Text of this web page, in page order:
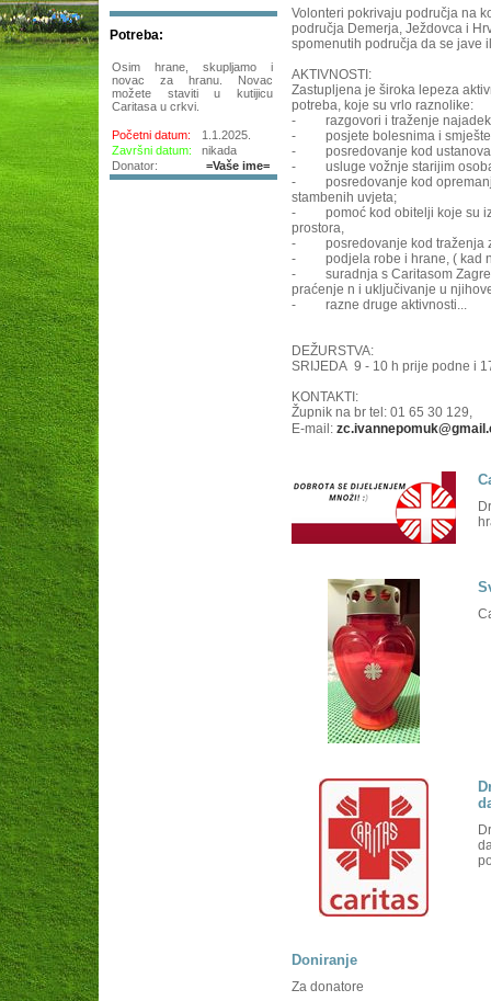
Potreba:
Osim hrane, skupljamo i
novac za hranu. Novac
možete staviti u kutijicu
Caritasa u crkvi.
Početni datum:
1.1.2025.
Završni datum:
nikada
Donator:
=Vaše ime=
Volonteri pokrivaju područja na
područja Demerja, Ježdovca i
spomenutih područja da se jave
AKTIVNOSTI:
Zastupljena je široka lepeza
potreba, koje su vrlo raznolike:
- razgovori i traženje
- posjete bolesnima i
- posredovanje kod ustanova i
- usluge vožnje starijim
- posredovanje kod
stambenih uvjeta;
- pomoć kod obitelji koje su
prostora,
- posredovanje kod traženja
- podjela robe i hrane, ( kad
- suradnja s Caritasom
praćenje n i uključivanje u
- razne druge aktivnosti...
DEŽURSTVA:
SRIJEDA 9 - 10 h prije podne i
KONTAKTI:
Župnik na br tel: 01 65 30 129,
E-mail:
Doniranje
Za donatore